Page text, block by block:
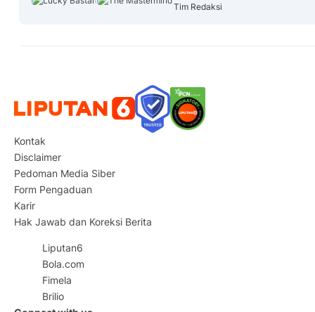
Tim Redaksi
Kontak
Disclaimer
Pedoman Media Siber
Form Pengaduan
Karir
Hak Jawab dan Koreksi Berita
Liputan6
Bola.com
Fimela
Brilio